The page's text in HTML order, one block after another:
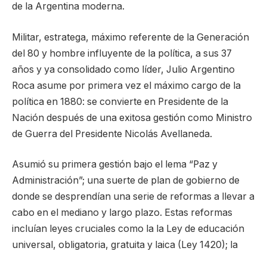
de la Argentina moderna.
Militar, estratega, máximo referente de la Generación
del 80 y hombre influyente de la política, a sus 37
años y ya consolidado como líder, Julio Argentino
Roca asume por primera vez el máximo cargo de la
política en 1880: se convierte en Presidente de la
Nación después de una exitosa gestión como Ministro
de Guerra del Presidente Nicolás Avellaneda.
Asumió su primera gestión bajo el lema “Paz y
Administración”; una suerte de plan de gobierno de
donde se desprendían una serie de reformas a llevar a
cabo en el mediano y largo plazo. Estas reformas
incluían leyes cruciales como la la Ley de educación
universal, obligatoria, gratuita y laica (Ley 1420); la